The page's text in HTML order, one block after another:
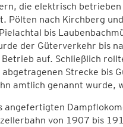
die elektrisch
Pölten nach Kirchberg
bis
der Güterverkehr bis
auf. Schließlich
Strecke bis
amtlich genannt wurde,
von 1907 bis